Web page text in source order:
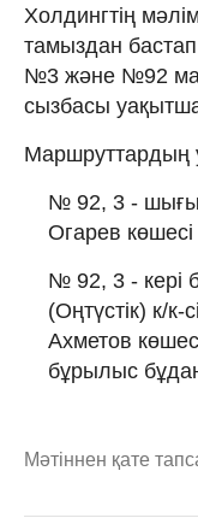
Холдингтің
тамыздан
№3 және №92
сызбасы
Маршруттардың
№ 92, 3 -
Огарев көшесі
№ 92, 3 - кері
(Оңтүстік) к/
Ахметов
бұрылыс
Мәтіннен қате